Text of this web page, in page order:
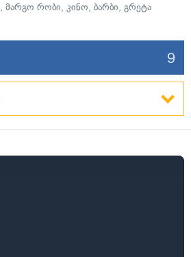
, მარგო რობი, კინო, ბარბი, გრეტა
9